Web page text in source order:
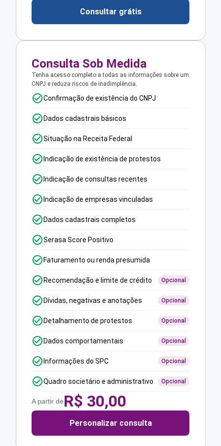
Consultar grátis
Consulta Sob Medida
Tenha acesso completo a todas as informações sobre um
CNPJ e reduza riscos de inadimplência.
Confirmação de existência do CNPJ
Dados cadastrais básicos
Situação na Receita Federal
Indicação de existência de protestos
Indicação de consultas recentes
Indicação de empresas vinculadas
Dados cadastrais completos
Serasa Score Positivo
Faturamento ou renda presumida
Recomendação e limite de crédito Opcional
Dívidas, negativas e anotações Opcional
Detalhamento de protestos Opcional
Dados comportamentais Opcional
Informações do SPC Opcional
Quadro societário e administrativo Opcional
A partir deR$ 30,00
Personalizar consulta